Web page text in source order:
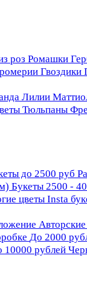
роз Ромашки
Гвоздики
Лилии
Тюльпаны
до 2500 руб
Букеты 2500 -
цветы Insta
До 2000
10000 рублей